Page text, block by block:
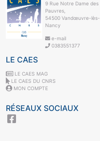
9 Rue Notre Dame des
Pauvres,
54500 Vandœuvre-lès-
Nancy
e-mail
0383551377
LE CAES
LE CAES MAG
LE CAES DU CNRS
MON COMPTE
RÉSEAUX SOCIAUX